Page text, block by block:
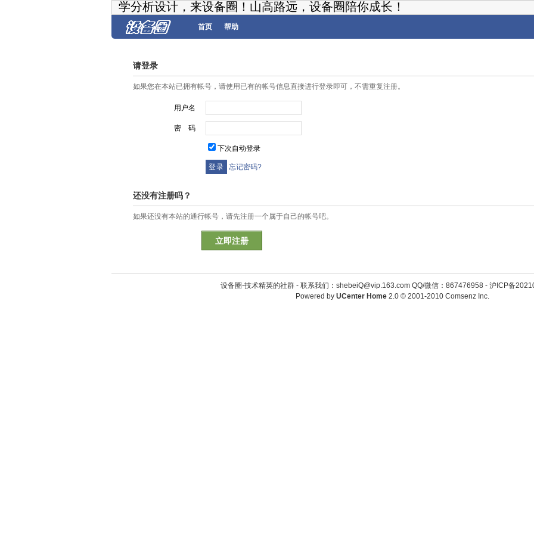
学分析设计，来设备圈！山高路远，设备圈陪你成长！
首页 帮助
请登录
如果您在本站已拥有帐号，请使用已有的帐号信息直接进行登录即可，不需重复注册。
用户名
密 码
下次自动登录
忘记密码?
还没有注册吗？
如果还没有本站的通行帐号，请先注册一个属于自己的帐号吧。
立即注册
设备圈-技术精英的社群 - 联系我们：shebeiQ@vip.163.com QQ/微信：867476958- 沪ICP备
Powered by UCenter Home 2.0© 2001-2010 Comsenz Inc.